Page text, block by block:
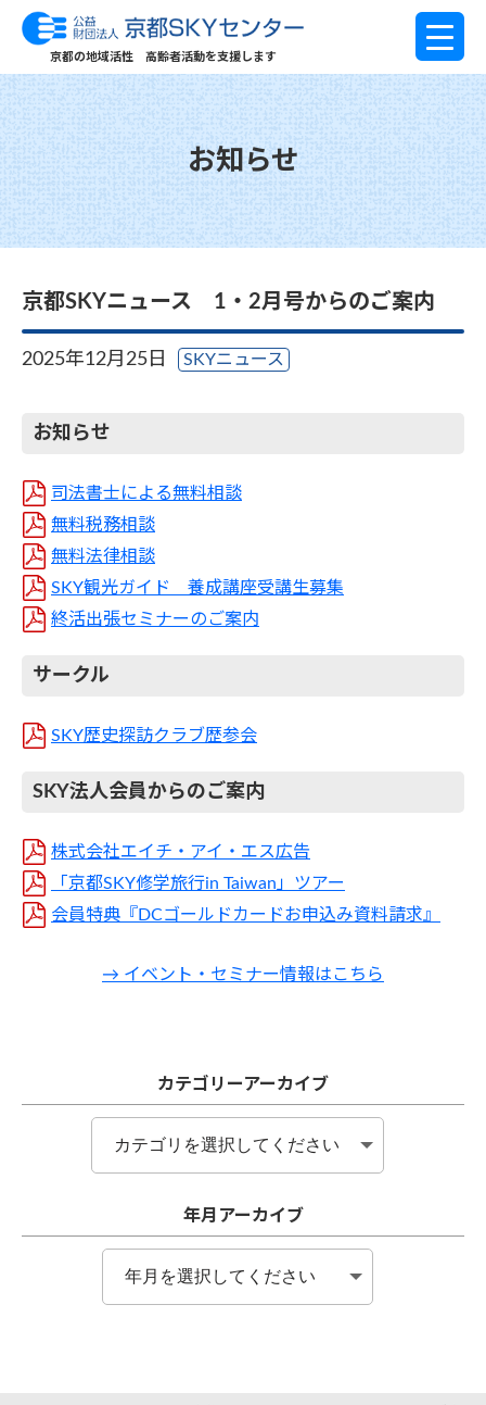
京都の地域活性 高齢者活動を支援します
お知らせ
京都SKYニュース 1・2月号からのご案内
2025年12月25日 SKYニュース
お知らせ
司法書士による無料相談
無料税務相談
無料法律相談
SKY観光ガイド 養成講座受講生募集
終活出張セミナーのご案内
サークル
SKY歴史探訪クラブ歴参会
SKY法人会員からのご案内
株式会社エイチ・アイ・エス広告
「京都SKY修学旅行in Taiwan」ツアー
会員特典『DCゴールドカードお申込み資料請求』
→ イベント・セミナー情報はこちら
カテゴリーアーカイブ
年月アーカイブ